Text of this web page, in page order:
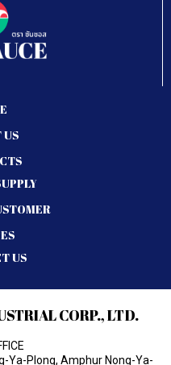
US
US
CORP., LTD.
Ya-Plong, Amphur Nong-Ya-